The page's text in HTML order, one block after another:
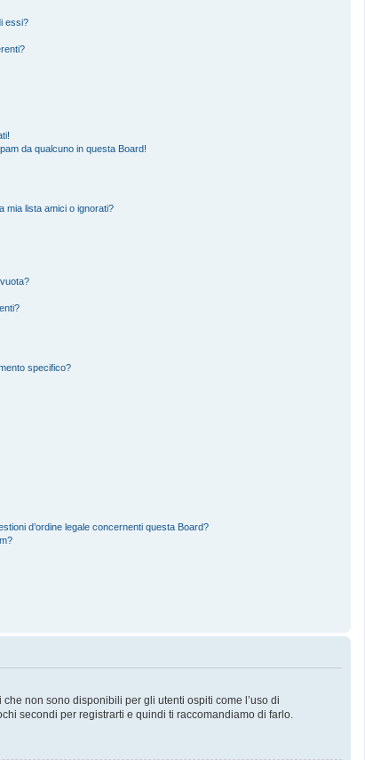
essi?
da qualcuno in questa Board!
mia lista amici o ignorati?
specifico?
d’ordine legale concernenti questa Board?
non sono disponibili per gli utenti ospiti come l’uso di
secondi per registrarti e quindi ti raccomandiamo di farlo.